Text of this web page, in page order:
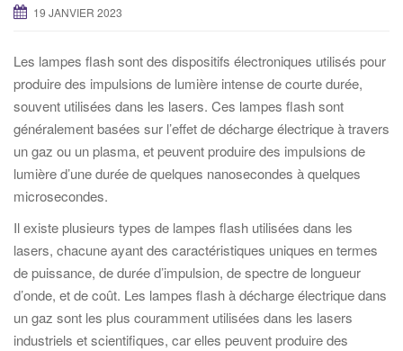
19 JANVIER 2023
Les lampes flash sont des dispositifs électroniques utilisés pour
produire des impulsions de lumière intense de courte durée,
souvent utilisées dans les lasers. Ces lampes flash sont
généralement basées sur l’effet de décharge électrique à travers
un gaz ou un plasma, et peuvent produire des impulsions de
lumière d’une durée de quelques nanosecondes à quelques
microsecondes.
Il existe plusieurs types de lampes flash utilisées dans les
lasers, chacune ayant des caractéristiques uniques en termes
de puissance, de durée d’impulsion, de spectre de longueur
d’onde, et de coût. Les lampes flash à décharge électrique dans
un gaz sont les plus couramment utilisées dans les lasers
industriels et scientifiques, car elles peuvent produire des